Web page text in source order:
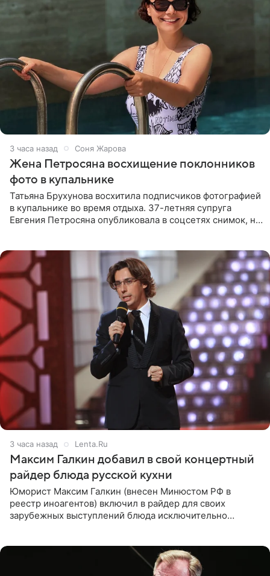
3 часа назад Соня Жарова
Жена Петросяна восхищение поклонников
фото в купальнике
Татьяна Брухунова восхитила подписчиков фотографией
в купальнике во время отдыха. 37-летняя супруга
Евгения Петросяна опубликовала в соцсетях снимок, на
3 часа назад Lenta.Ru
Максим Галкин добавил в свой концертный
райдер блюда русской кухни
Юморист Максим Галкин (внесен Минюстом РФ в
реестр иноагентов) включил в райдер для своих
зарубежных выступлений блюда исключительно